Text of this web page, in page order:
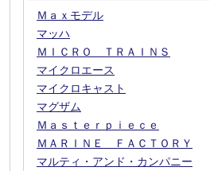
Ｍａｘモデル
マッハ
ＭＩＣＲＯ ＴＲＡＩＮＳ
マイクロエース
マイクロキャスト
マグザム
Ｍａｓｔｅｒｐｉｅｃｅ
ＭＡＲＩＮＥ ＦＡＣＴＯＲＹ
マルティ・アンド・カンパニー